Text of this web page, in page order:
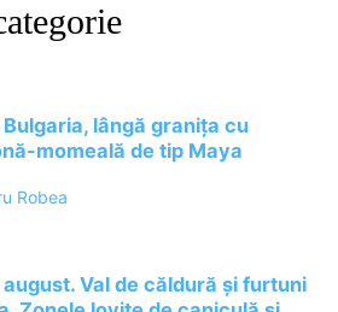
lângă granița cu
momeală de tip Maya
Robea
Val de căldură și furtuni